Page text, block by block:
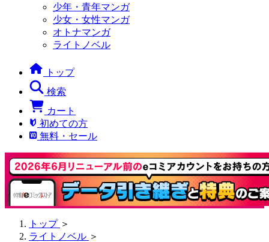
少年・青年マンガ
少女・女性マンガ
オトナマンガ
ライトノベル
トップ
検索
カート
初めての方
無料・セール
トップ ＞
ライトノベル ＞